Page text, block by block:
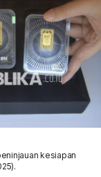
kesiapan